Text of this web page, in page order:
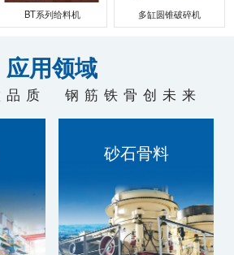
BT系列给料机 多缸圆锥破碎机
应用领域
品质 钢筋铁骨创未来
砂石骨料
技术过硬，质量为本